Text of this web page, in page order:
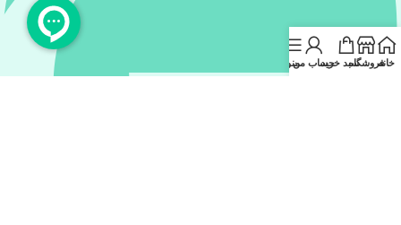
خانهفروشگاهسبد خریدحساب منمنو